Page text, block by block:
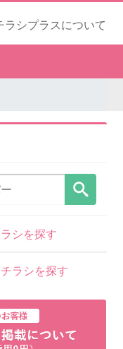
ラシプラスについて
シを探す
ラシを探す